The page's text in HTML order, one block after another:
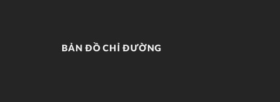
BẢN ĐỒ CHỈ ĐƯỜNG